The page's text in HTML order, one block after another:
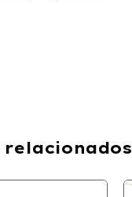
relacionados